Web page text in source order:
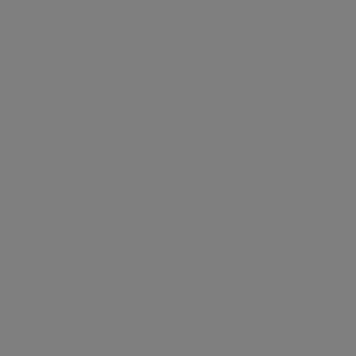
liegende Bereich, das „Dianabad“, ist
Farnese-Sammlung, der kleine See des
englische Casino mit dorischem Sockel
Vanvitelli als Wasserreserve genutzt